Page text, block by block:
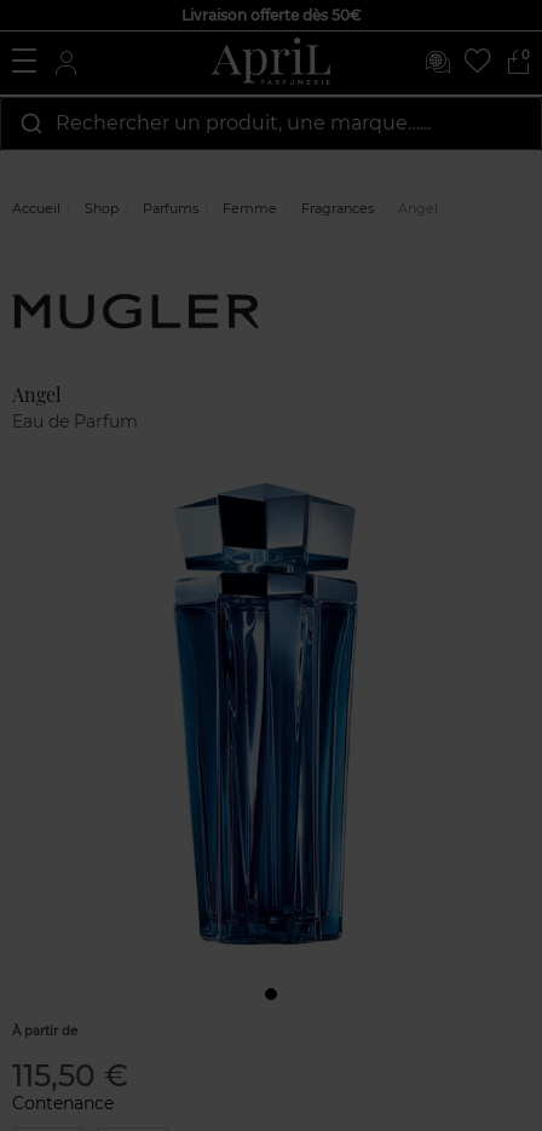
Livraison offerte dès 50€
0
Rechercher un produit, une marque…...
Accueil Shop Parfums Femme Fragrances Angel
Angel
Eau de Parfum
À partir de
115,50 €
Contenance